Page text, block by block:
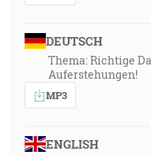
DEUTSCH
Thema: Richtige
Auferstehungen!
MP3
ENGLISH